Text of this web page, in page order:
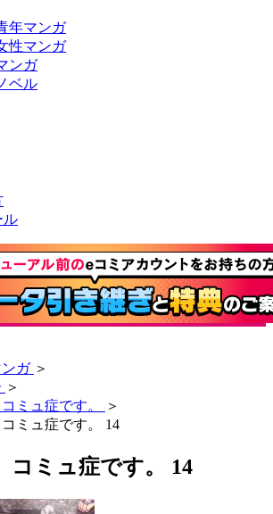
年マンガ
性マンガ
ンガ
ベル
ル
ガ ＞
＞
ミュ症です。
＞
ミュ症です。 14
コミュ症です。 14